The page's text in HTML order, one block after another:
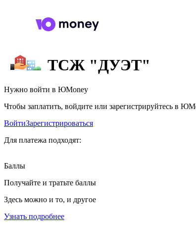
ТСЖ "ДУЭТ"
Нужно войти в ЮMoney
Чтобы заплатить, войдите или зарегистрируйтесь в
ВойтиЗарегистрироваться
Для платежа подходят:
Баллы
Получайте и тратьте баллы
Здесь можно и то, и другое
Узнать подробнее